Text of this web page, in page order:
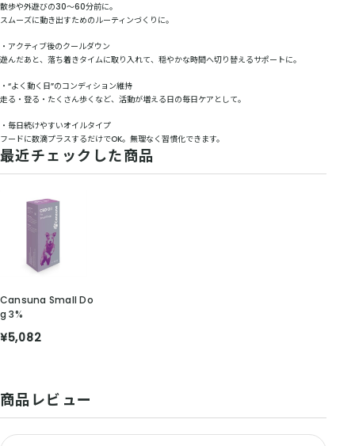
散歩や外遊びの30〜60分前に。
スムーズに動き出すためのルーティンづくりに。
・アクティブ後のクールダウン
遊んだあと、落ち着きタイムに取り入れて、穏やかな時間へ切り替えるサポートに。
・“よく動く日”のコンディション維持
走る・登る・たくさん歩くなど、活動が増える日の毎日ケアとして。
・毎日続けやすいオイルタイプ
フードに数滴プラスするだけでOK。無理なく習慣化できます。
最近チェックした商品
Cansuna Small Do
g 3%
¥5,082
商品レビュー